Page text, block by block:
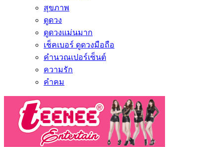
สุขภาพ
ดูดวง
ดูดวงแม่นมาก
เช็คเบอร์ ดูดวงมือถือ
คำนวณเปอร์เซ็นต์
ความรัก
คำคม